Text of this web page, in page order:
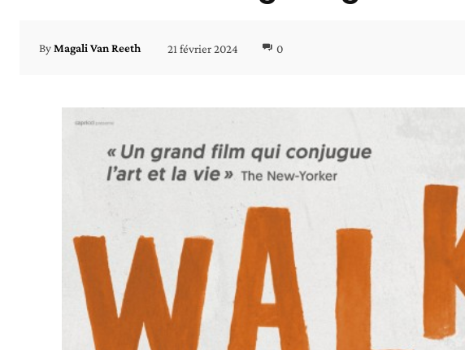
ByMagali Van Reeth 21 février 2024 0